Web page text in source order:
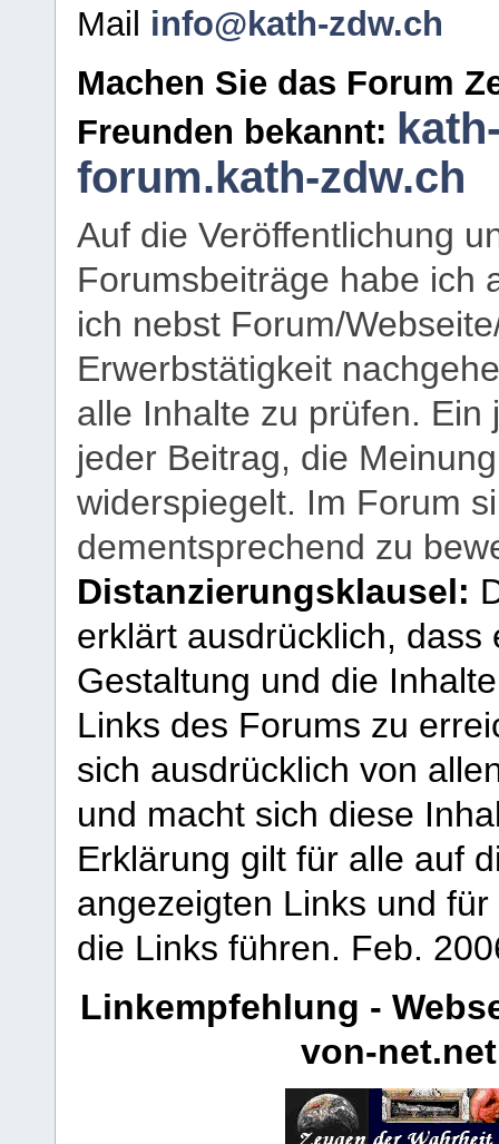
Mail info@kath-zdw.ch
Machen Sie das Forum
Freunden bekannt:
forum.kath-zdw.ch
Auf die Veröffentlichung
Forumsbeiträge habe ich
ich nebst Forum/
Erwerbstätigkeit
alle Inhalte zu prüfen.
jeder Beitrag, die
widerspiegelt. Im Forum
dementsprechend zu
Distanzierungsklausel:
erklärt ausdrücklich,
Gestaltung und die
Links des Forums zu
sich ausdrücklich von
und macht sich diese
Erklärung gilt für alle auf
angezeigten Links und
die Links führen. Feb.
Linkempfehlung -
von-net.net